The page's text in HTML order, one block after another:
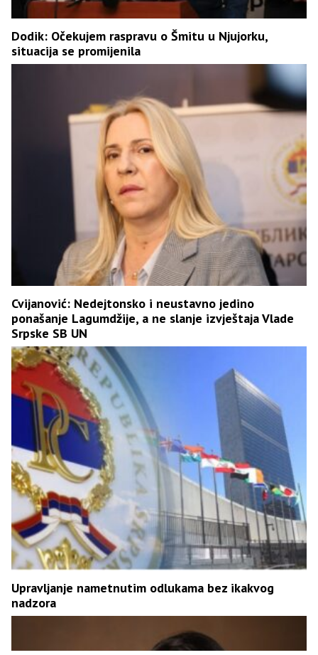
Dodik: Očekujem raspravu o Šmitu u Njujorku,
situacija se promijenila
Cvijanović: Nedejtonsko i neustavno jedino
ponašanje Lagumdžije, a ne slanje izvještaja Vlade
Srpske SB UN
Upravljanje nametnutim odlukama bez ikakvog
nadzora